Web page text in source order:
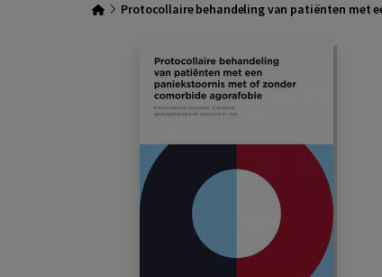
Protocollaire behandeling van patiënten met